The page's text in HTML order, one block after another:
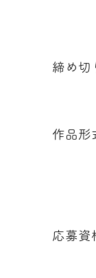
締め切
作品形
応募資